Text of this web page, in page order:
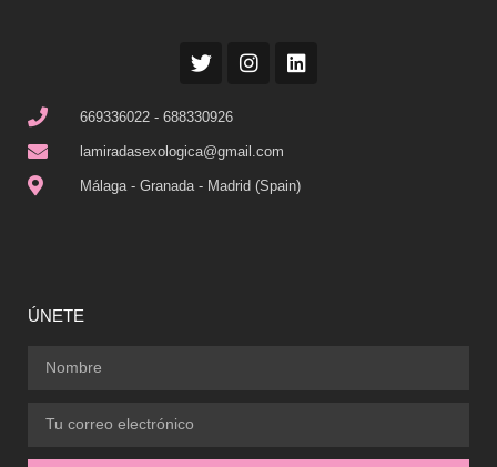
669336022 - 688330926
lamiradasexologica@gmail.com
Málaga - Granada - Madrid (Spain)
ÚNETE